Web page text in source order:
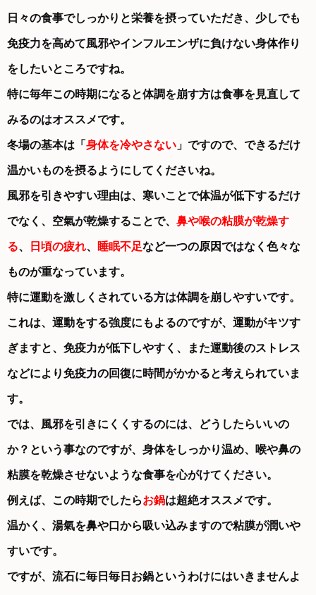
日々の食事でしっかりと栄養を摂っていただき、少しでも
免疫力を高めて風邪やインフルエンザに負けない身体作り
をしたいところですね。
特に毎年この時期になると体調を崩す方は食事を見直して
みるのはオススメです。
冬場の基本は「 身体を冷やさない 」ですので、できるだけ
温かいものを摂るようにしてくださいね。
風邪を引きやすい理由は、寒いことで体温が低下するだけ
でなく、空氣が乾燥することで、 鼻や喉の粘膜が乾燥す
る、 日頃の疲れ、 睡眠不足など一つの原因ではなく色々な
ものが重なっています。
特に運動を激しくされている方は体調を崩しやすいです。
これは、運動をする強度にもよるのですが、運動がキツす
ぎますと、免疫力が低下しやすく、また運動後のストレス
などにより免疫力の回復に時間がかかると考えられていま
す。
では、風邪を引きにくくするのには、どうしたらいいの
か？という事なのですが、身体をしっかり温め、喉や鼻の
粘膜を乾燥させないような食事を心がけてください。
例えば、この時期でしたらお鍋は超絶オススメです。
温かく、湯氣を鼻や口から吸い込みますので粘膜が潤いや
すいです。
ですが、流石に毎日毎日お鍋というわけにはいきませんよ